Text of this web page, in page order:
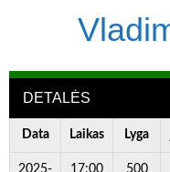
DETALĖS
Data Laikas Lyga
2025-
17:00
500